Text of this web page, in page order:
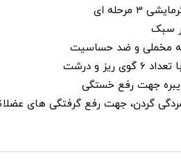
مرحله ای
سبک
مخملی و ضد حساسیت
ریز و درشت
جهت رفع خستگی
گردن، جهت رفع گرفتگی های